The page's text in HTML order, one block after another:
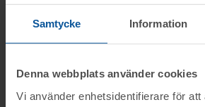
Samtycke Information
Denna webbplats använder cookies
Vi använder enhetsidentifierare för att
Utgångspris: 4 500 kr